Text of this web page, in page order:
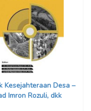
Kesejahteraan Desa –
Imron Rozuli, dkk